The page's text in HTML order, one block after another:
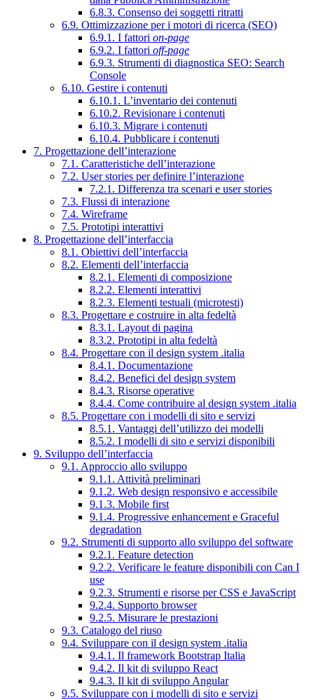
6.8.3. Consenso dei soggetti ritratti
6.9. Ottimizzazione per i motori di ricerca (SEO)
6.9.1. I fattori on-page
6.9.2. I fattori off-page
6.9.3. Strumenti di diagnostica SEO: Search
Console
6.10. Gestire i contenuti
6.10.1. L’inventario dei contenuti
6.10.2. Revisionare i contenuti
6.10.3. Migrare i contenuti
6.10.4. Pubblicare i contenuti
7. Progettazione dell’interazione
7.1. Caratteristiche dell’interazione
7.2. User stories per definire l’interazione
7.2.1. Differenza tra scenari e user stories
7.3. Flussi di interazione
7.4. Wireframe
7.5. Prototipi interattivi
8. Progettazione dell’interfaccia
8.1. Obiettivi dell’interfaccia
8.2. Elementi dell’interfaccia
8.2.1. Elementi di composizione
8.2.2. Elementi interattivi
8.2.3. Elementi testuali (microtesti)
8.3. Progettare e costruire in alta fedeltà
8.3.1. Layout di pagina
8.3.2. Prototipi in alta fedeltà
8.4. Progettare con il design system .italia
8.4.1. Documentazione
8.4.2. Benefici del design system
8.4.3. Risorse operative
8.4.4. Come contribuire al design system .italia
8.5. Progettare con i modelli di sito e servizi
8.5.1. Vantaggi dell’utilizzo dei modelli
8.5.2. I modelli di sito e servizi disponibili
9. Sviluppo dell’interfaccia
9.1. Approccio allo sviluppo
9.1.1. Attività preliminari
9.1.2. Web design responsivo e accessibile
9.1.3. Mobile first
9.1.4. Progressive enhancement e Graceful
degradation
9.2. Strumenti di supporto allo sviluppo del software
9.2.1. Feature detection
9.2.2. Verificare le feature disponibili con Can I
use
9.2.3. Strumenti e risorse per CSS e JavaScript
9.2.4. Supporto browser
9.2.5. Misurare le prestazioni
9.3. Catalogo del riuso
9.4. Sviluppare con il design system .italia
9.4.1. Il framework Bootstrap Italia
9.4.2. Il kit di sviluppo React
9.4.3. Il kit di sviluppo Angular
9.5. Sviluppare con i modelli di sito e servizi